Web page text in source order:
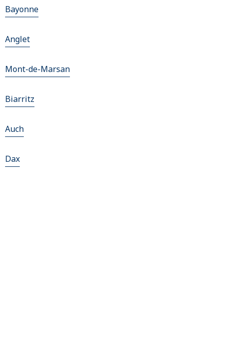
Bayonne
Anglet
Mont-de-Marsan
Biarritz
Auch
Dax